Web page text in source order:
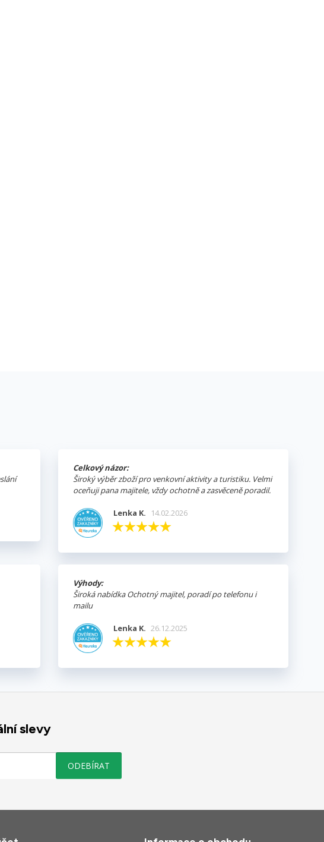
Celkový názor:
Široký výběr zboží pro venkovní aktivity a turistiku. Velmi
oceňuji pana majitele, vždy ochotně a zasvěceně poradil.
Lenka K. 14.02.2026
Výhody:
Široká nabídka Ochotný majitel, poradí po telefonu i
mailu
Lenka K. 26.12.2025
slevy